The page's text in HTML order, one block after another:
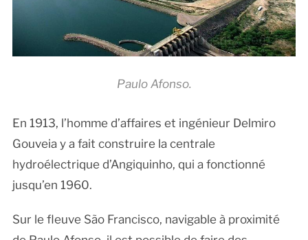
Paulo Afonso.
En 1913, l’homme d’affaires et ingénieur Delmiro
Gouveia y a fait construire la centrale
hydroélectrique d’Angiquinho, qui a fonctionné
jusqu’en 1960.
Sur le fleuve São Francisco, navigable à proximité